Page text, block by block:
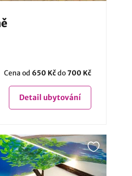
Cena od 650 Kčdo700 Kč
Detail ubytování